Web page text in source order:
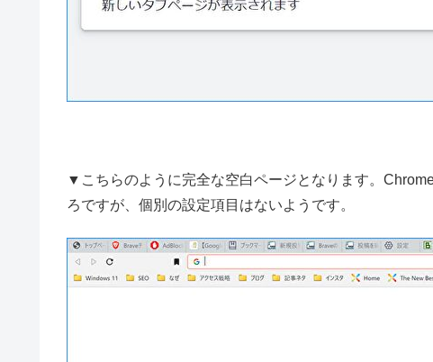
▼こちらのように完全な空白ページとなります。
ろですが、個別の設定項目はないようです。